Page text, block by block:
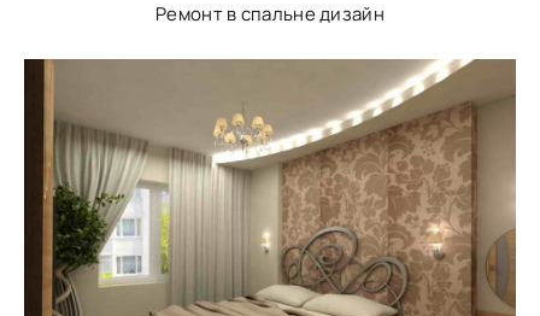
Ремонт в спальне дизайн